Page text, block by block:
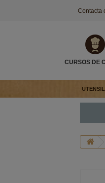
Contacta
CURSOS DE